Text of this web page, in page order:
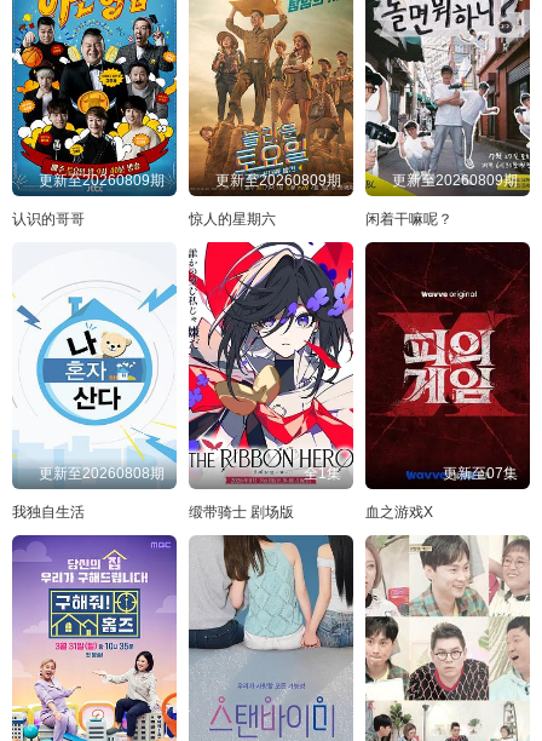
更新至20260809期
认识的哥哥
更新至20260809期
惊人的星期六
更新至20260809期
闲着干嘛呢？
更新至20260808期
我独自生活
全1集
缎带骑士 剧场版
更新至07集
血之游戏X